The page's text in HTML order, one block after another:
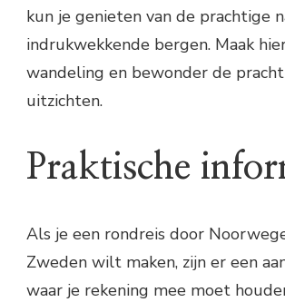
kun je genieten van de prachtige
indrukwekkende bergen. Maak
wandeling en bewonder de
uitzichten.
Praktische
Als je een rondreis door
Zweden wilt maken, zijn er een
waar je rekening mee moet